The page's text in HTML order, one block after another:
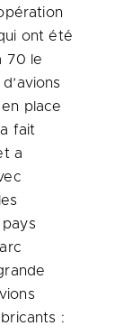
ont été
70 le
place
fait
a
: